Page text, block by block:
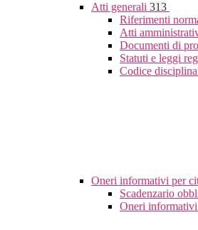
Atti generali 313
Riferimenti
Atti
Documenti di
Statuti e leggi
Codice
Oneri informativi per
Scadenzario
Oneri